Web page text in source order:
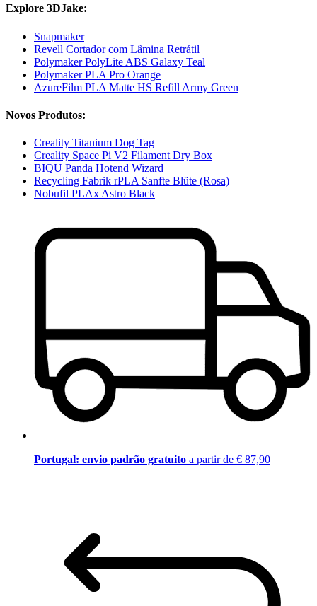
Explore 3DJake:
Snapmaker
Revell Cortador com Lâmina Retrátil
Polymaker PolyLite ABS Galaxy Teal
Polymaker PLA Pro Orange
AzureFilm PLA Matte HS Refill Army Green
Novos Produtos:
Creality Titanium Dog Tag
Creality Space Pi V2 Filament Dry Box
BIQU Panda Hotend Wizard
Recycling Fabrik rPLA Sanfte Blüte (Rosa)
Nobufil PLAx Astro Black
Portugal: envio padrão gratuito a partir de € 87,90